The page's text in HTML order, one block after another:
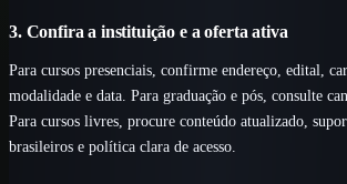
3. Confira a instituição e a oferta ativa
Para cursos presenciais, confirme endereço, edital,
modalidade e data. Para graduação e pós, consulte
Para cursos livres, procure conteúdo atualizado,
brasileiros e política clara de acesso.